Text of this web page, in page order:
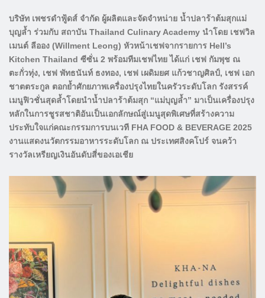
บริษัท เพชรดำฟู้ดส์ จำกัด ผู้ผลิตและจัดจำหน่าย น้ำปลาร้าต้มสุกแม่
บุญล้ำ ร่วมกับ สถาบัน Thailand Culinary Academy นำโดย เชฟวิล
เมนต์ ลีออง (Willment Leong) หัวหน้าเชฟจากรายการ Hell’s
Kitchen Thailand ซีซั่น 2 พร้อมทีมเชฟไทย ได้แก่ เชฟ กัมพุช ณ
ตะกั่วทุ่ง, เชฟ พัทธนันท์ ธงทอง, เชฟ เผดิมยศ แก้วชาญศิลป์, เชฟ เอก
ชาตตระกูล ตอกย้ำศักยภาพเครื่องปรุงไทยในครัวระดับโลก รังสรรค์
เมนูฟิวชั่นสุดล้ำโดยนำน้ำปลาร้าต้มสุก “แม่บุญล้ำ” มาเป็นเครื่องปรุง
หลักในการชูรสชาติอันเป็นเอกลักษณ์สู่เมนูสุดพิเศษที่สร้างความ
ประทับใจแก่คณะกรรมการบนเวที FHA FOOD & BEVERAGE 2025
งานแสดงนวัตกรรมอาหารระดับโลก ณ ประเทศสิงคโปร์ จนคว้า
รางวัลเหรียญเงินอันดับสี่ของเอเชีย